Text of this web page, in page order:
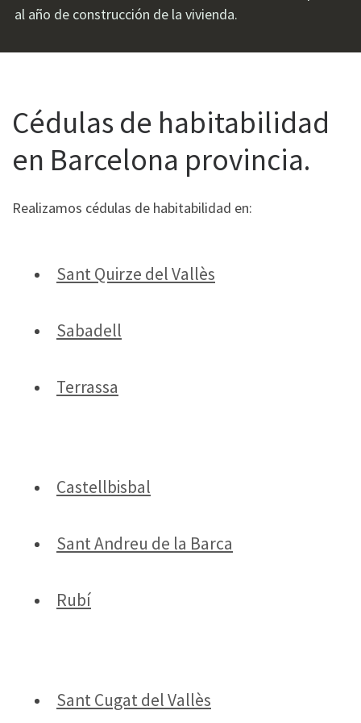
al año de construcción de la vivienda.
Cédulas de habitabilidad
en Barcelona provincia.
Realizamos cédulas de habitabilidad en:
Sant Quirze del Vallès
Sabadell
Terrassa
Castellbisbal
Sant Andreu de la Barca
Rubí
Sant Cugat del Vallès